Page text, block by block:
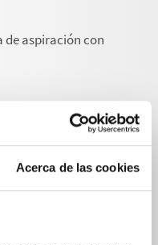
Acerca de las cookies
de aspiración con
técnicas